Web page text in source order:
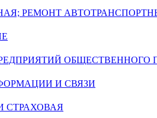
РЕМОНТ
ОБЩЕСТВЕННОГО
И СВЯЗИ
СТРАХОВАЯ